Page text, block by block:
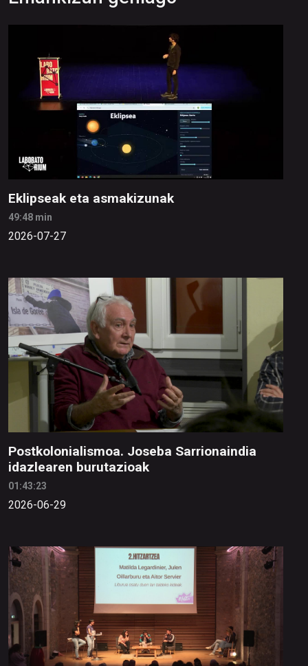
Eklipseak eta asmakizunak
49:48 min
2026-07-27
Postkolonialismoa. Joseba Sarrionaindia
idazlearen burutazioak
01:43:23
2026-06-29